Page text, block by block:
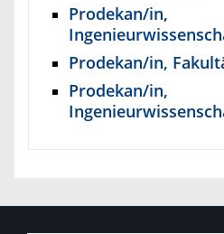
Prodekan/in,
Prodekan/in,
Prodekan/in,